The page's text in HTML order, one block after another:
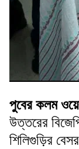
পুবের কলম
উত্তরের
শিলিগুড়ির